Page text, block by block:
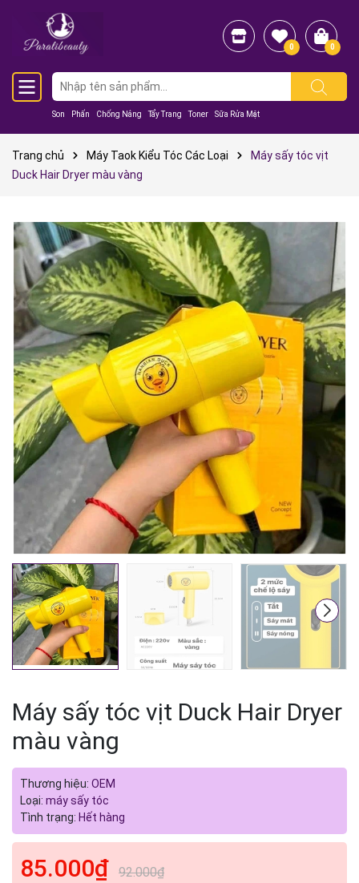
Son Phấn Chống Nắng Tẩy Trang Toner Sữa Rửa Mặt
0 0
Trang chủ Máy Taok Kiểu Tóc Các Loại
Máy sấy tóc vịt
Duck Hair Dryer màu vàng
Máy sấy tóc vịt Duck Hair Dryer
màu vàng
Thương hiệu: OEM
Loại: máy sấy tóc
Tình trạng: Hết hàng
85.000₫ 92.000₫
Mã giảm giá:
Ngày hết hạn:
Điều kiện: